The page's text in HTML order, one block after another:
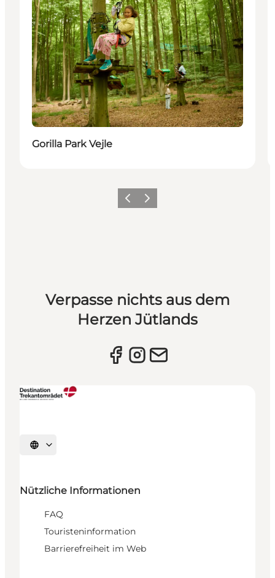
Gorilla Park Vejle
Vorherige Folie
Nächste Folie
Verpasse nichts aus dem
Herzen Jütlands
Sprache auswählen
Nützliche Informationen
FAQ
Touristeninformation
Barrierefreiheit im Web